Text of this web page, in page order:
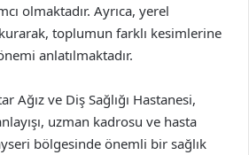
olmaktadır. Ayrıca, yerel
toplumun farklı kesimlerine
anlatılmaktadır.
Ağız ve Diş Sağlığı Hastanesi,
uzman kadrosu ve hasta
bölgesinde önemli bir sağlık